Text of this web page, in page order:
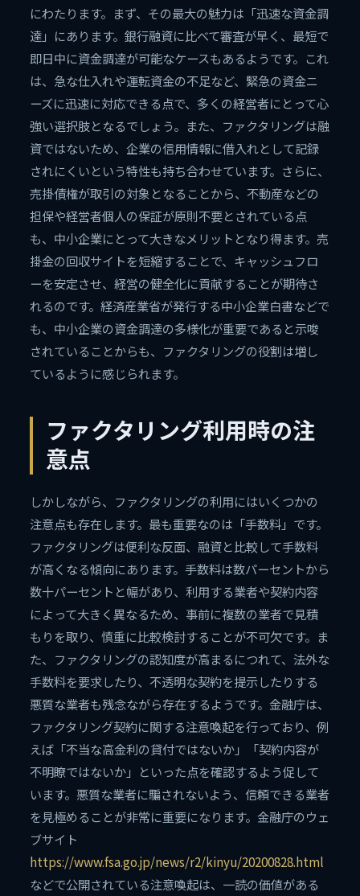
にわたります。まず、その最大の魅力は「迅速な資金調
達」にあります。銀行融資に比べて審査が早く、最短で
即日中に資金調達が可能なケースもあるようです。これ
は、急な仕入れや運転資金の不足など、緊急の資金ニ
ーズに迅速に対応できる点で、多くの経営者にとって心
強い選択肢となるでしょう。また、ファクタリングは融
資ではないため、企業の信用情報に借入れとして記録
されにくいという特性も持ち合わせています。さらに、
売掛債権が取引の対象となることから、不動産などの
担保や経営者個人の保証が原則不要とされている点
も、中小企業にとって大きなメリットとなり得ます。売
掛金の回収サイトを短縮することで、キャッシュフロ
ーを安定させ、経営の健全化に貢献することが期待さ
れるのです。経済産業省が発行する中小企業白書などで
も、中小企業の資金調達の多様化が重要であると示唆
されていることからも、ファクタリングの役割は増し
ているように感じられます。
ファクタリング利用時の注
意点
しかしながら、ファクタリングの利用にはいくつかの
注意点も存在します。最も重要なのは「手数料」です。
ファクタリングは便利な反面、融資と比較して手数料
が高くなる傾向にあります。手数料は数パーセントから
数十パーセントと幅があり、利用する業者や契約内容
によって大きく異なるため、事前に複数の業者で見積
もりを取り、慎重に比較検討することが不可欠です。ま
た、ファクタリングの認知度が高まるにつれて、法外な
手数料を要求したり、不透明な契約を提示したりする
悪質な業者も残念ながら存在するようです。金融庁は、
ファクタリング契約に関する注意喚起を行っており、例
えば「不当な高金利の貸付ではないか」「契約内容が
不明瞭ではないか」といった点を確認するよう促して
います。悪質な業者に騙されないよう、信頼できる業者
を見極めることが非常に重要になります。金融庁のウェ
ブサイト
https://www.fsa.go.jp/news/r2/kinyu/20200828.html
などで公開されている注意喚起は、一読の価値がある